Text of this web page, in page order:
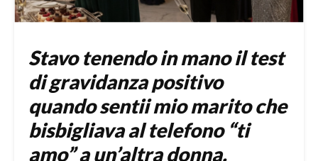
Stavo tenendo in mano il test
di gravidanza positivo
quando sentii mio marito che
bisbigliava al telefono “ti
amo” a un’altra donna.